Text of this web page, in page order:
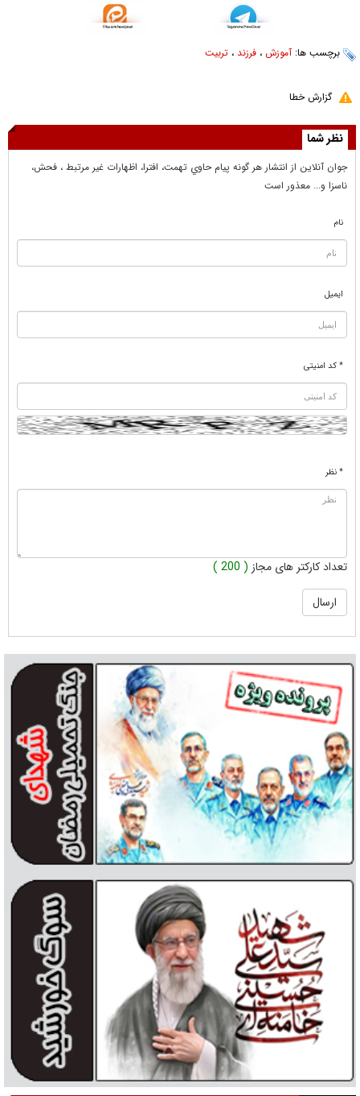
برچسب ها: آموزش ، فرزند ، تربیت
گزارش خطا
نظر شما
جوان آنلاين از انتشار هر گونه پيام حاوي تهمت، افترا، اظهارات غير مرتبط ، فحش،
ناسزا و... معذور است
نام
ایمیل
* کد امنیتی
* نظر
تعداد کارکتر های مجاز ( 200 )